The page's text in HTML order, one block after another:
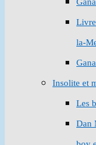
la-
Insolite et
Les
Dan